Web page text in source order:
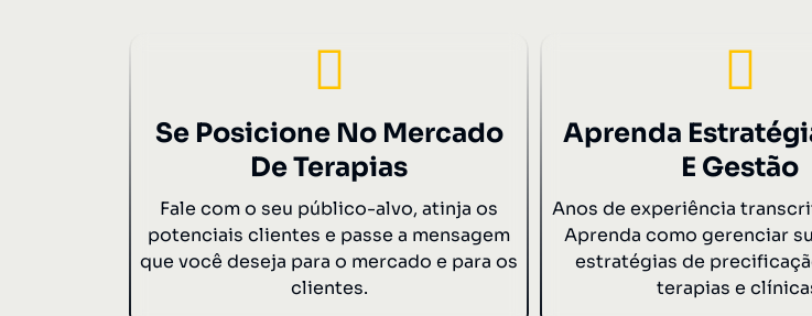
Se Posicione No Mercado
De Terapias
Fale com o seu público-alvo, atinja os
potenciais clientes e passe a mensagem
que você deseja para o mercado e para os
clientes.
Aprenda
E Gestão
Anos de experiência
Aprenda como gerenciar
estratégias de
terapias e